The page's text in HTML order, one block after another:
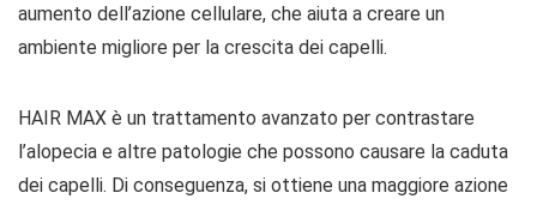
aumento dell’azione cellulare, che aiuta a creare un
ambiente migliore per la crescita dei capelli.
HAIR MAX è un trattamento avanzato per contrastare
l’alopecia e altre patologie che possono causare la caduta
dei capelli. Di conseguenza, si ottiene una maggiore azione